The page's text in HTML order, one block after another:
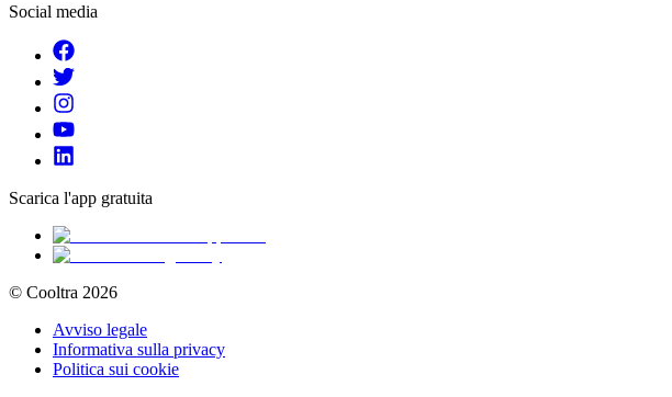
Social media
Scarica l'app gratuita
© Cooltra 2026
Avviso legale
Informativa sulla privacy
Politica sui cookie